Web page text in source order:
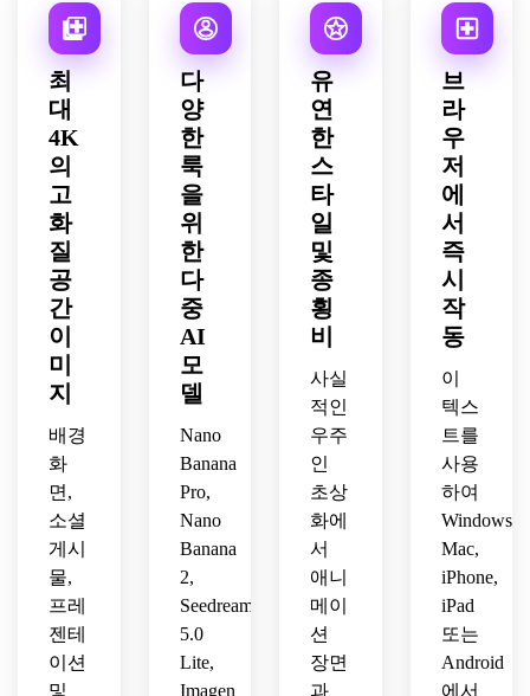
정장
질감,
검은
별 필
드,
높은
대비,
선명
한 디
테일,
프리
미엄
우주
사진
룩.
레이
레트,
공상
풍부
한 블
루,
마젠
타,
골드
하이
라이
트,
광범
위한
구성,
선명
한 망
사진
미학,
경외
감이
넘치
는 분
위기,
프리
미엄
고해
상도
우주
이미
최
대
4K
의
고
화
질
공
간
이
미
지
배경
화
면,
소셜
게시
물,
프레
젠테
이션
및
다
양
한
룩
을
위
한
다
중
AI
모
델
Nano
Banana
Pro,
Nano
Banana
2,
Seedream
5.0
Lite,
Imagen
유
연
한
스
타
일
및
종
횡
비
사실
적인
우주
인
초상
화에
서
애니
메이
션
장면
과
브
라
우
저
에
서
즉
시
작
동
이
텍스
트를
사용
하여
Windows,
Mac,
iPhone,
iPad
또는
Android
에서